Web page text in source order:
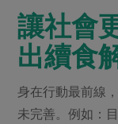
讓社會
出續食
身在行動最前線
未完善。例如：